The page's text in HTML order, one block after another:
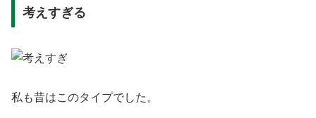
考えすぎる
私も昔はこのタイプでした。